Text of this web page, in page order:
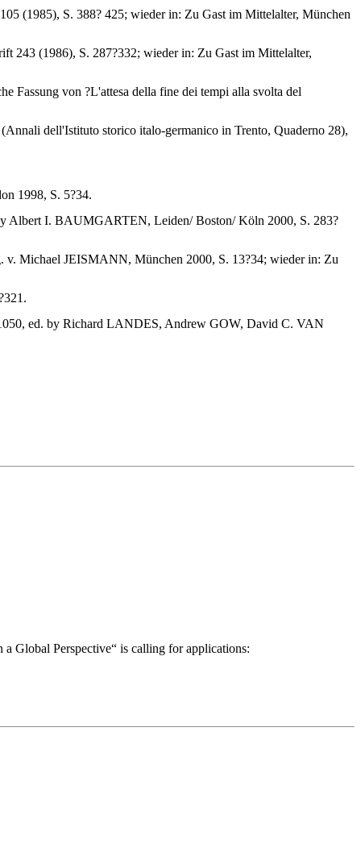
(1985), S. 388? 425; wieder in: Zu Gast im Mittelalter, München
243 (1986), S. 287?332; wieder in: Zu Gast im Mittelalter,
Fassung von ?L'attesa della fine dei tempi alla svolta del
dell'Istituto storico italo-germanico in Trento, Quaderno 28),
1998, S. 5?34.
Albert I. BAUMGARTEN, Leiden/ Boston/ Köln 2000, S. 283?
v. Michael JEISMANN, München 2000, S. 13?34; wieder in: Zu
ed. by Richard LANDES, Andrew GOW, David C. VAN
Global Perspective“ is calling for applications: